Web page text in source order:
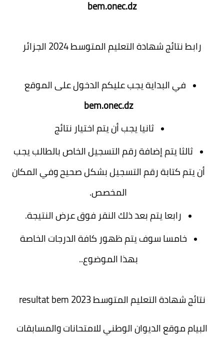
bem.onec.dz
رابط نتائج شهادة التعليم المتوسط 2024 الجزائر
في البداية يجب عليكم الدخول على الموقع
bem.onec.dz
ثانيا يجب أن يتم اختيار نتائج
ثالثا يتم إضافة رقم التسجيل الخاص بالطالب يجب
أن يتم كتابة رقم التسجيل بشكل صحيح وفي المكان
المخصص.
رابعا يتم بعد ذلك النقر فوق عرض النتيجة.
خامسا سوف يتم ظهور كافة الدرجات الخاصة
بهذا الموضوع..
نتائج شهادة التعليم المتوسط resultat bem 2023
البيام موقع الديوان الوطني للامتحانات والمسابقات